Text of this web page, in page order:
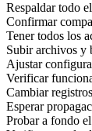
Respaldar todo
Confirmar
Tener todos los
Subir archivos y
Ajustar
Verificar
Cambiar
Esperar
Probar a fondo